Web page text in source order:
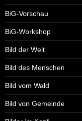
BiG-Vorschau
BiG-Workshop
Bild der Welt
Bild des Menschen
Bild vom Wald
Bild von Gemeinde